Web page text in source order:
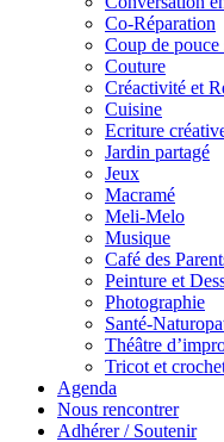
Co-Réparation
Coup de pouce
Couture
Créactivité et
Cuisine
Ecriture
Jardin partagé
Jeux
Macramé
Meli-Melo
Musique
Café des
Peinture et
Photographie
Santé-
Théâtre
Tricot et
Agenda
Nous rencontrer
Adhérer / Soutenir